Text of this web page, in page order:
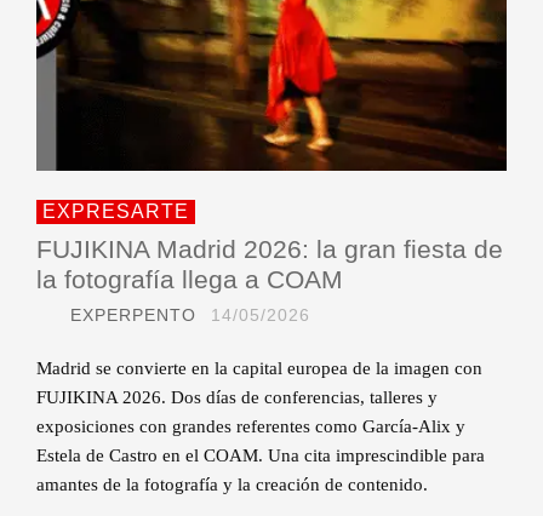
EXPRESARTE
FUJIKINA Madrid 2026: la gran fiesta de
la fotografía llega a COAM
EXPERPENTO 14/05/2026
Madrid se convierte en la capital europea de la imagen con
FUJIKINA 2026. Dos días de conferencias, talleres y
exposiciones con grandes referentes como García-Alix y
Estela de Castro en el COAM. Una cita imprescindible para
amantes de la fotografía y la creación de contenido.